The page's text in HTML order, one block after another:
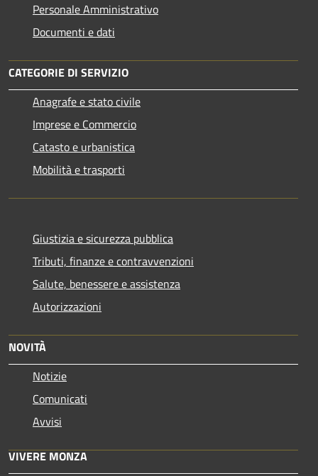
Personale Amministrativo
Documenti e dati
CATEGORIE DI SERVIZIO
Anagrafe e stato civile
Imprese e Commercio
Catasto e urbanistica
Mobilità e trasporti
Giustizia e sicurezza pubblica
Tributi, finanze e contravvenzioni
Salute, benessere e assistenza
Autorizzazioni
NOVITÀ
Notizie
Comunicati
Avvisi
VIVERE MONZA